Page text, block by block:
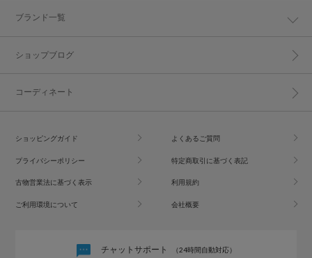
ブランド一覧
ショップブログ
コーディネート
ショッピングガイド よくあるご質問
プライバシーポリシー 特定商取引に基づく表記
古物営業法に基づく表示 利用規約
ご利用環境について 会社概要
チャットサポート （24時間自動対応）